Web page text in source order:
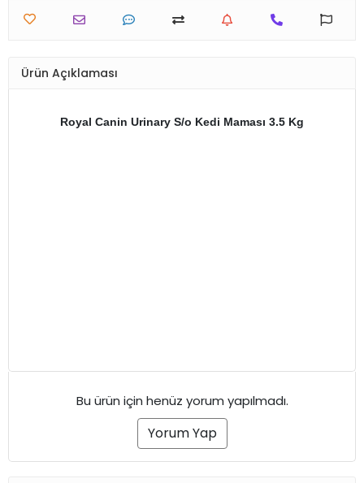
Ürün Açıklaması
Royal Canin Urinary S/o Kedi Maması 3.5 Kg
Bu ürün için henüz yorum yapılmadı.
Yorum Yap